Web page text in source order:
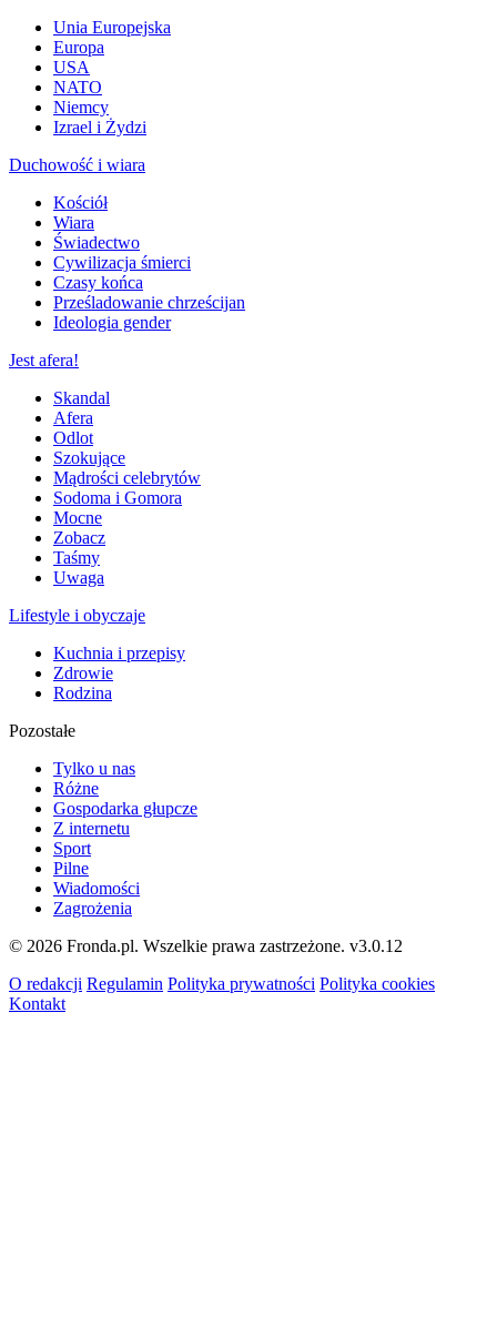
Unia Europejska
Europa
USA
NATO
Niemcy
Izrael i Żydzi
Duchowość i wiara
Kościół
Wiara
Świadectwo
Cywilizacja śmierci
Czasy końca
Prześladowanie chrześcijan
Ideologia gender
Jest afera!
Skandal
Afera
Odlot
Szokujące
Mądrości celebrytów
Sodoma i Gomora
Mocne
Zobacz
Taśmy
Uwaga
Lifestyle i obyczaje
Kuchnia i przepisy
Zdrowie
Rodzina
Pozostałe
Tylko u nas
Różne
Gospodarka głupcze
Z internetu
Sport
Pilne
Wiadomości
Zagrożenia
© 2026 Fronda.pl. Wszelkie prawa zastrzeżone. v3.0.12
O redakcji Regulamin Polityka prywatności Polityka cookies
Kontakt